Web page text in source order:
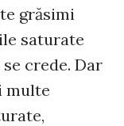
grăsimi
saturate
crede. Dar
multe